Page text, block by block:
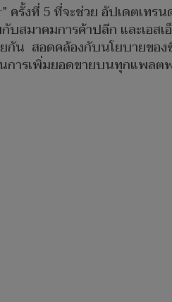
รั้งที่ 5 ที่จะช่วย อัปเดตเทร
สมาคมการค้าปลีก และเอส
น สอดคล้องกับนโยบายของ
การเพิ่มยอดขายบนทุกแพลต